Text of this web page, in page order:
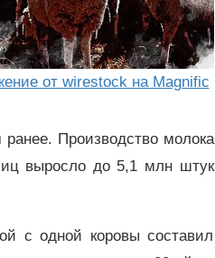
от wirestock на Magnific
Производство молока
выросло до 5,1 млн штук
с одной коровы составил